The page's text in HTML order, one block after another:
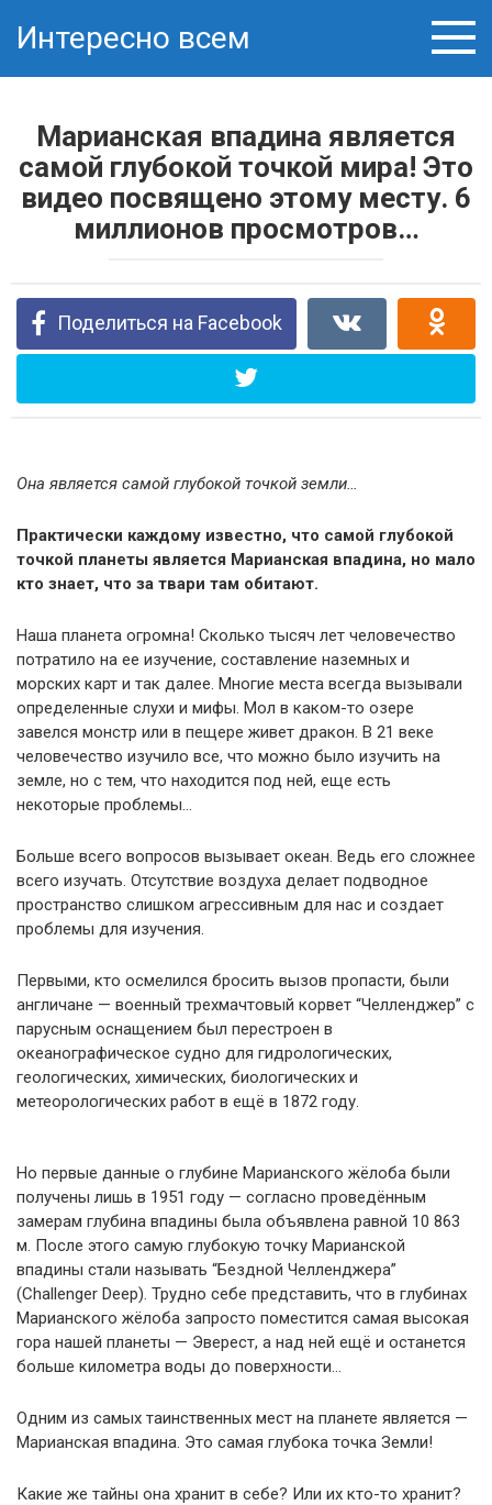
Интересно всем
Марианская впадина является
самой глубокой точкой мира! Это
видео посвящено этому месту. 6
миллионов просмотров…
Поделиться на Facebook
Она является самой глубокой точкой земли…
Практически каждому известно, что самой глубокой
точкой планеты является Марианская впадина, но мало
кто знает, что за твари там обитают.
Наша планета огромна! Сколько тысяч лет человечество
потратило на ее изучение, составление наземных и
морских карт и так далее. Многие места всегда вызывали
определенные слухи и мифы. Мол в каком-то озере
завелся монстр или в пещере живет дракон. В 21 веке
человечество изучило все, что можно было изучить на
земле, но с тем, что находится под ней, еще есть
некоторые проблемы…
Больше всего вопросов вызывает океан. Ведь его сложнее
всего изучать. Отсутствие воздуха делает подводное
пространство слишком агрессивным для нас и создает
проблемы для изучения.
Первыми, кто осмелился бросить вызов пропасти, были
англичане — военный трехмачтовый корвет “Челленджер” с
парусным оснащением был перестроен в
океанографическое судно для гидрологических,
геологических, химических, биологических и
метеорологических работ в ещё в 1872 году.
Но первые данные о глубине Марианского жёлоба были
получены лишь в 1951 году — согласно проведённым
замерам глубина впадины была объявлена равной 10 863
м. После этого самую глубокую точку Марианской
впадины стали называть “Бездной Челленджера”
(Challenger Deep). Трудно себе представить, что в глубинах
Марианского жёлоба запросто поместится самая высокая
гора нашей планеты — Эверест, а над ней ещё и останется
больше километра воды до поверхности…
Одним из самых таинственных мест на планете является —
Марианская впадина. Это самая глубока точка Земли!
Какие же тайны она хранит в себе? Или их кто-то хранит?